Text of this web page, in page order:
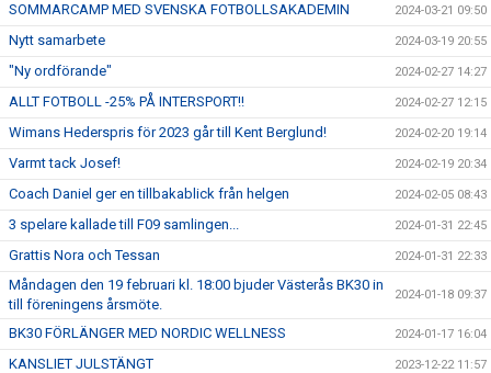
SOMMARCAMP MED SVENSKA FOTBOLLSAKADEMIN 2024-03-21 09:50
Nytt samarbete 2024-03-19 20:55
"Ny ordförande" 2024-02-27 14:27
ALLT FOTBOLL -25% PÅ INTERSPORT!! 2024-02-27 12:15
Wimans Hederspris för 2023 går till Kent Berglund! 2024-02-20 19:14
Varmt tack Josef! 2024-02-19 20:34
Coach Daniel ger en tillbakablick från helgen 2024-02-05 08:43
3 spelare kallade till F09 samlingen... 2024-01-31 22:45
Grattis Nora och Tessan 2024-01-31 22:33
Måndagen den 19 februari kl. 18:00 bjuder Västerås BK30 in
till föreningens årsmöte.
2024-01-18 09:37
BK30 FÖRLÄNGER MED NORDIC WELLNESS 2024-01-17 16:04
KANSLIET JULSTÄNGT 2023-12-22 11:57